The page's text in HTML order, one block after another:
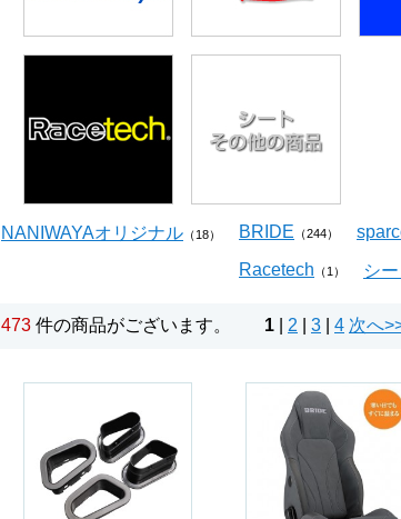
NANIWAYAオリジナル （18） BRIDE （244）
Racetech （1） シ
473 件の商品がございます。 1 2 3 4 次へ